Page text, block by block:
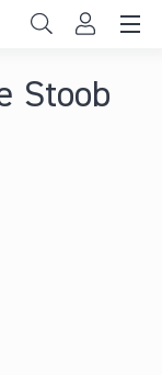
Stoob